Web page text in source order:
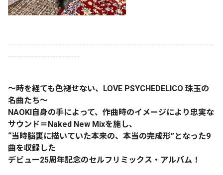
---------------------------------------------------------------------
------------------------
〜時を経ても色褪せない、LOVE PSYCHEDELICO 珠玉の
名曲たち〜
NAOKI自身の手によって、作曲時のイメージにより忠実な
サウンド＝Naked New Mixを施し、
“当時脳裏に描いていた本来の、本当の完成形”となった9
曲を収録した
デビュー25周年記念のセルフリミックス・アルバム！